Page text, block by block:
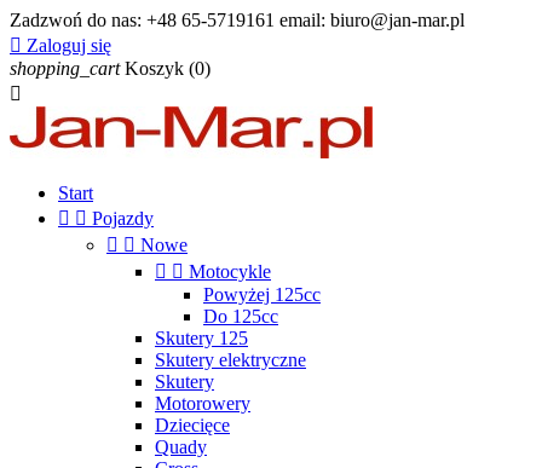
Zadzwoń do nas: +48 65-5719161 email: biuro@jan-mar.pl
 Zaloguj się
shopping_cart Koszyk (0)

Start
  Pojazdy
  Nowe
  Motocykle
Powyżej 125cc
Do 125cc
Skutery 125
Skutery elektryczne
Skutery
Motorowery
Dziecięce
Quady